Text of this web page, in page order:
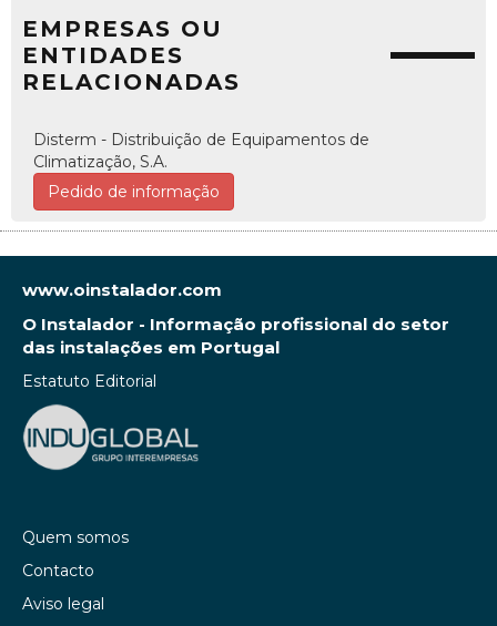
EMPRESAS OU
ENTIDADES
RELACIONADAS
Disterm - Distribuição de Equipamentos de
Climatização, S.A.
Pedido de informação
www.oinstalador.com
O Instalador - Informação profissional do setor
das instalações em Portugal
Estatuto Editorial
Quem somos
Contacto
Aviso legal